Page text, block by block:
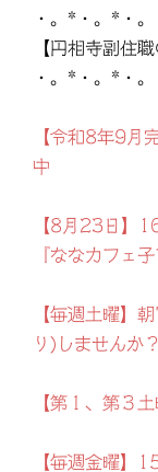
・。*・。*・
【円相寺副住
・。*・。*・
【令和8年9月
中
【8月23日】
『ななカフェ
【毎週土曜】
り)しませんか？
【第１、第３
【毎週金曜】